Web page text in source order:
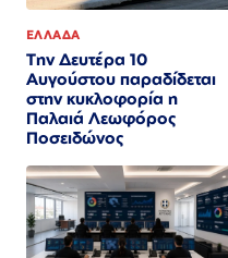
ΕΛΛΑΔΑ
Την Δευτέρα 10
Αυγούστου παραδίδεται
στην κυκλοφορία η
Παλαιά Λεωφόρος
Ποσειδώνος